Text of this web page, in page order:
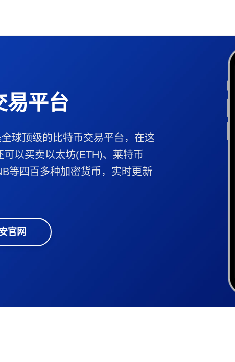
易平台
球顶级的比特币交易平台，在这
以买卖以太坊(ETH)、莱特币
等四百多种加密货币，实时更新
官网